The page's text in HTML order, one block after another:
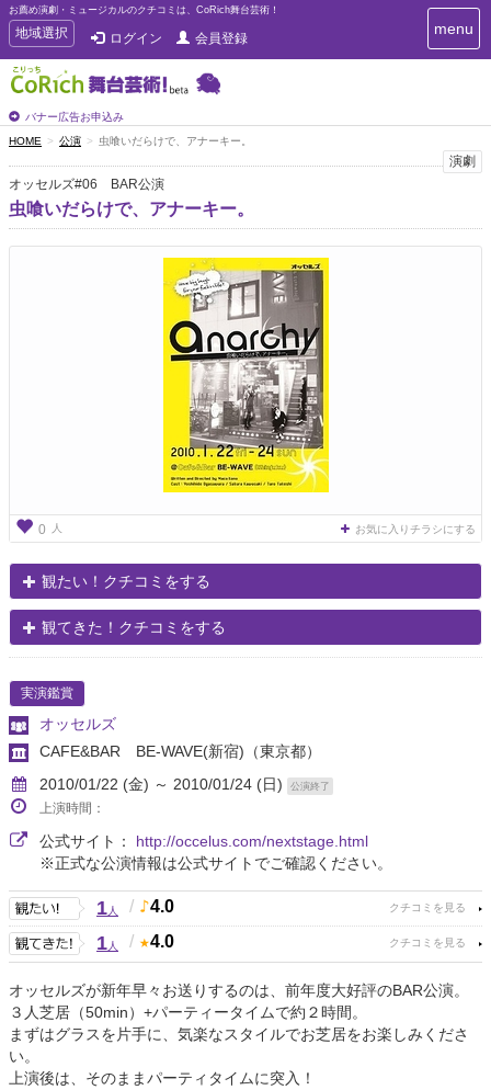
お薦め演劇・ミュージカルのクチコミは、CoRich舞台芸術！
T
o
g
g
e
n
a
v
i
g
地域選択 ログイン 会員登録
バナー広告お申込み
T
o
i
g
menu
HOME 公演 虫喰いだらけで、アナーキー。
演劇
オッセルズ#06 BAR公演
虫喰いだらけで、アナーキー。
0 人 お気に入りチラシにする
観たい！クチコミをする
観てきた！クチコミをする
実演鑑賞
オッセルズ
CAFE&BAR BE-WAVE(新宿) （東京都）
2010/01/22 (金) ～ 2010/01/24 (日)
公演終了
上演時間：
公式サイト： http://occelus.com/nextstage.html
※正式な公演情報は公式サイトでご確認ください。
1人 / 4.0
1人 / 4.0
オッセルズが新年早々お送りするのは、前年度大好評のBAR公演。
３人芝居（50min）+パーティータイムで約２時間。
まずはグラスを片手に、気楽なスタイルでお芝居をお楽しみくださ
い。
上演後は、そのままパーティタイムに突入！